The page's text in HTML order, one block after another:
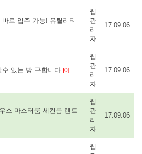
로 입주 가능! 유틸리티
웹
관
리
자
17.09.06
수 있는 방 구합니다 [0]
웹
관
리
자
17.09.06
스 마스터룸 세컨룸 렌트
웹
관
리
자
17.09.06
웹